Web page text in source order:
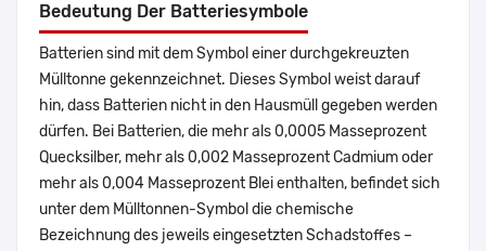
Bedeutung Der Batteriesymbole
Batterien sind mit dem Symbol einer durchgekreuzten
Mülltonne gekennzeichnet. Dieses Symbol weist darauf
hin, dass Batterien nicht in den Hausmüll gegeben werden
dürfen. Bei Batterien, die mehr als 0,0005 Masseprozent
Quecksilber, mehr als 0,002 Masseprozent Cadmium oder
mehr als 0,004 Masseprozent Blei enthalten, befindet sich
unter dem Mülltonnen-Symbol die chemische
Bezeichnung des jeweils eingesetzten Schadstoffes –